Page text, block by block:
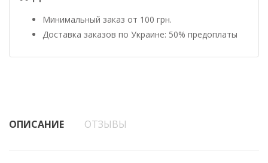
Минимальный заказ от 100 грн.
Доставка заказов по Украине: 50% предоплаты
ОПИСАНИЕ ОТЗЫВЫ